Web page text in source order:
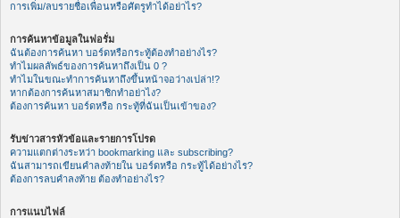
การเพิ่ม/ลบรายชื่อเพื่อนหรือศัตรูทำได้อย่าไร?
การค้นหาข้อมูลในฟอรั่ม
ฉันต้องการค้นหา บอร์ดหรือกระทู้ต้องทำอย่างไร?
ทำไมผลลัพธ์ของการค้นหาถึงเป็น 0 ?
ทำไมในขณะทำการค้นหาถึงขึ้นหน้าจอว่างเปล่า!?
หากต้องการค้นหาสมาชิกทำอย่าไง?
ต้องการค้นหา บอร์ดหรือ กระทู้ที่ฉันเป็นเข้าของ?
รับข่าวสารหัวข้อและรายการโปรด
ความแตกต่างระหว่า bookmarking และ subscribing?
ฉันสามารถเขียนคำลงท้ายใน บอร์ดหรือ กระทู้ได้อย่างไร?
ต้องการลบคำลงท้าย ต้องทำอย่างไร?
การแนบไฟล์